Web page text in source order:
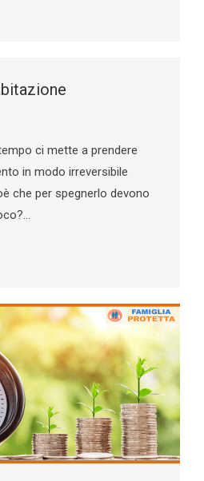
ci mette a prendere
in modo irreversibile
che per spegnerlo devono